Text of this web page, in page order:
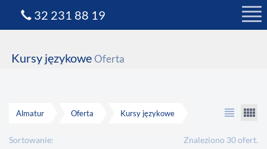
Kursy językowe Oferta
Almatur Oferta Kursy językowe view_headline view_comfy
Sortowanie: Znaleziono 30 ofert.
32 231 88 19